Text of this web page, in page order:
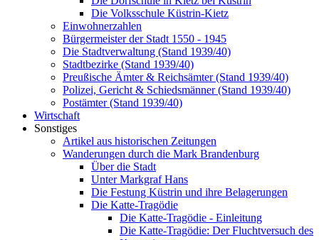
Die Volksschule Küstrin-Kietz
Einwohnerzahlen
Bürgermeister der Stadt 1550 - 1945
Die Stadtverwaltung (Stand 1939/40)
Stadtbezirke (Stand 1939/40)
Preußische Ämter & Reichsämter (Stand 1939/40)
Polizei, Gericht & Schiedsmänner (Stand 1939/40)
Postämter (Stand 1939/40)
Wirtschaft
Sonstiges
Artikel aus historischen Zeitungen
Wanderungen durch die Mark Brandenburg
Über die Stadt
Unter Markgraf Hans
Die Festung Küstrin und ihre Belagerungen
Die Katte-Tragödie
Die Katte-Tragödie - Einleitung
Die Katte-Tragödie: Der Fluchtversuch des